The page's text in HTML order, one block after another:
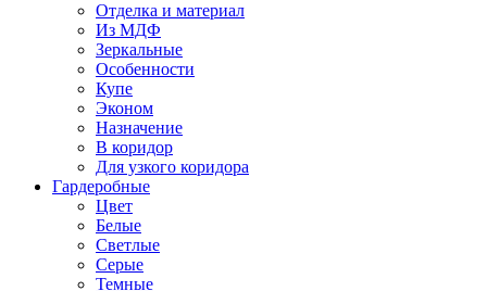
Отделка и материал
Из МДФ
Зеркальные
Особенности
Купе
Эконом
Назначение
В коридор
Для узкого коридора
Гардеробные
Цвет
Белые
Светлые
Серые
Темные